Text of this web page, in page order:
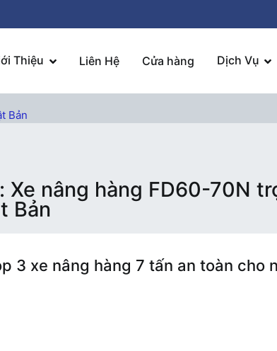
Thiệu Liên Hệ Cửa hàng Dịch Vụ
Bản
Xe nâng hàng FD60-70N
Bản
3 xe nâng hàng 7 tấn an toàn cho